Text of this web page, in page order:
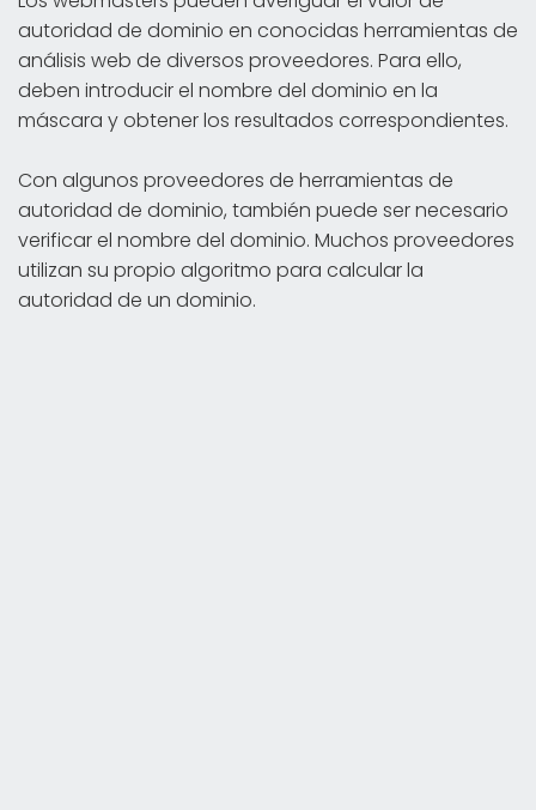
autoridad de dominio en conocidas herramientas de
análisis web de diversos proveedores. Para ello,
deben introducir el nombre del dominio en la
máscara y obtener los resultados correspondientes.
Con algunos proveedores de herramientas de
autoridad de dominio, también puede ser necesario
verificar el nombre del dominio. Muchos proveedores
utilizan su propio algoritmo para calcular la
autoridad de un dominio.